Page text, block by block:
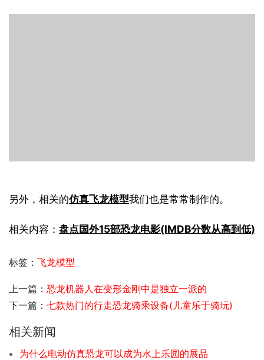
另外，相关的仿真飞龙模型我们也是常常制作的。
相关内容： 盘点国外15部恐龙电影(IMDB分数从高到低)
标签： 飞龙模型
上一篇： 恐龙机器人在变形金刚中是独立一派的
下一篇： 七款热门的行走恐龙骑乘设备(儿童乐于骑玩)
相关新闻
为什么电动仿真恐龙可以成为水上乐园的展品